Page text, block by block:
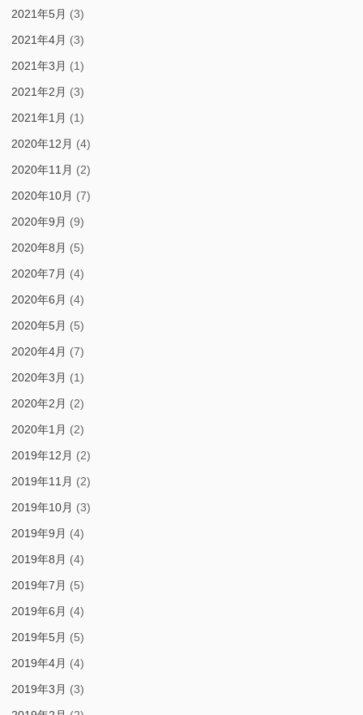
2021年5月 (3)
2021年4月 (3)
2021年3月 (1)
2021年2月 (3)
2021年1月 (1)
2020年12月 (4)
2020年11月 (2)
2020年10月 (7)
2020年9月 (9)
2020年8月 (5)
2020年7月 (4)
2020年6月 (4)
2020年5月 (5)
2020年4月 (7)
2020年3月 (1)
2020年2月 (2)
2020年1月 (2)
2019年12月 (2)
2019年11月 (2)
2019年10月 (3)
2019年9月 (4)
2019年8月 (4)
2019年7月 (5)
2019年6月 (4)
2019年5月 (5)
2019年4月 (4)
2019年3月 (3)